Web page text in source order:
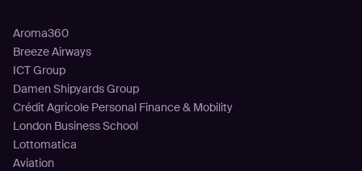
Aroma360
Breeze Airways
ICT Group
Damen Shipyards Group
Crédit Agricole Personal Finance & Mobility
London Business School
Lottomatica
Aviation